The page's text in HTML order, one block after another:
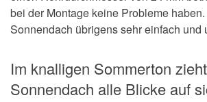
bei der Montage keine Probleme
Sonnendach übrigens sehr einfach und
Im knalligen Sommerton
Sonnendach alle Blicke auf